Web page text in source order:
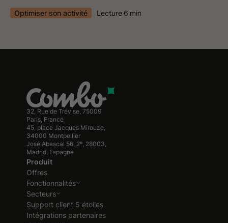
Optimiser son activité Lecture 6 min
32, Rue de Trévise, 75009
Paris, France
45, place Jacques Mirouze,
34000 Montpellier
José Abascal 56, 2º, 28003,
Madrid, Espagne
Produit
Offres
Fonctionnalités
Secteurs
Support client 5 étoiles
Intégrations partenaires